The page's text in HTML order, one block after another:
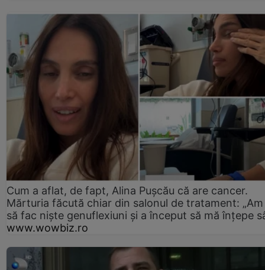
Cum a aflat, de fapt, Alina Pușcău că are cancer.
Mărturia făcută chiar din salonul de tratament:
să fac niște genuflexiuni și a început să mă înțepe
www.wowbiz.ro